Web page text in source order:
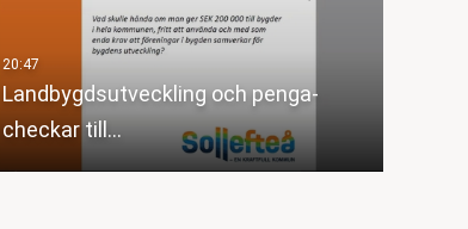
Landbygdsutveckling och penga-
checkar till…